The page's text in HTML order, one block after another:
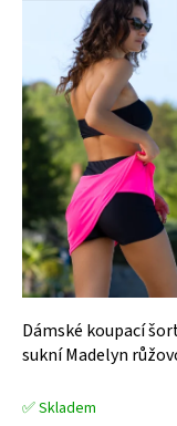
Dámské koupací
sukní Madelyn
✅ Skladem